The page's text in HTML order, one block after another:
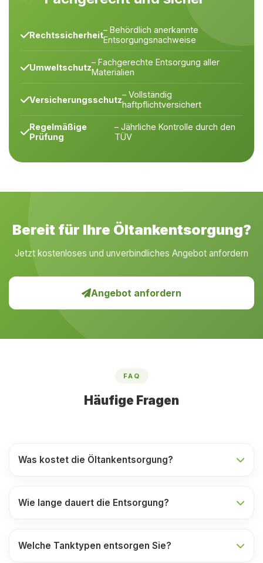
Rechtssicherheit– Behördlich anerkannte
Entsorgungsnachweise
Umweltschutz– Fachgerechte Entsorgung aller
Materialien
Versicherungsschutz– Vollständig
haftpflichtversichert
Regelmäßige
Prüfung
– Jährliche Kontrolle durch den
TÜV
Bereit für Ihre Öltankentsorgung?
Jetzt kostenloses und unverbindliches Angebot anfordern
Angebot anfordern
FAQ
Häufige Fragen
Was kostet die Öltankentsorgung?
Wie lange dauert die Entsorgung?
Welche Tanktypen entsorgen Sie?